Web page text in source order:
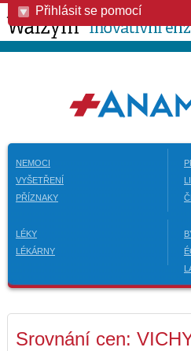
Přihlásit se pomocí
NEMOCI
VYŠETŘENÍ
PŘÍZNAKY
LÉKY
LÉKÁRNY
Srovnání cen: